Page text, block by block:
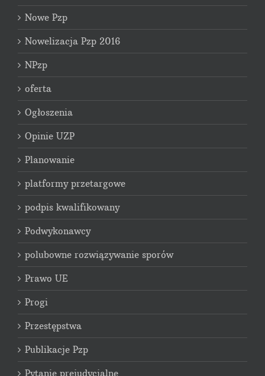
Nowe Pzp
Nowelizacja Pzp 2016
NPzp
oferta
Ogłoszenia
Opinie UZP
Planowanie
platformy przetargowe
podpis kwalifikowany
Podwykonawcy
polubowne rozwiązywanie sporów
Prawo UE
Progi
Przestępstwa
Publikacje Pzp
Pytanie prejudycjalne